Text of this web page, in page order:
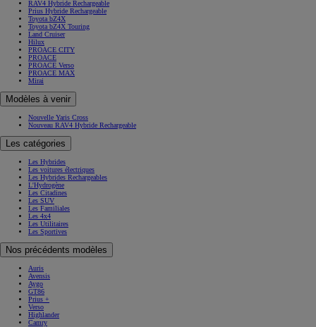
RAV4 Hybride Rechargeable
Prius Hybride Rechargeable
Toyota bZ4X
Toyota bZ4X Touring
Land Cruiser
Hilux
PROACE CITY
PROACE
PROACE Verso
PROACE MAX
Mirai
Modèles à venir
Nouvelle Yaris Cross
Nouveau RAV4 Hybride Rechargeable
Les catégories
Les Hybrides
Les voitures électriques
Les Hybrides Rechargeables
L'Hydrogène
Les Citadines
Les SUV
Les Familiales
Les 4x4
Les Utilitaires
Les Sportives
Nos précédents modèles
Auris
Avensis
Aygo
GT86
Prius +
Verso
Highlander
Camry